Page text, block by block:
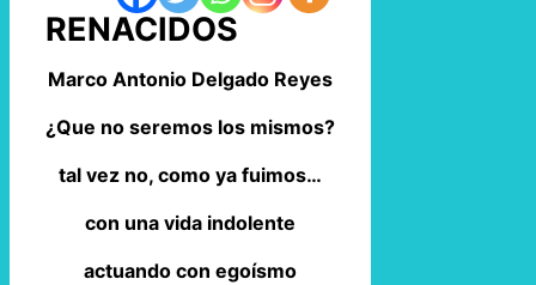
RENACIDOS
Marco Antonio Delgado Reyes
¿Que no seremos los mismos?
tal vez no, como ya fuimos…
con una vida indolente
actuando con egoísmo